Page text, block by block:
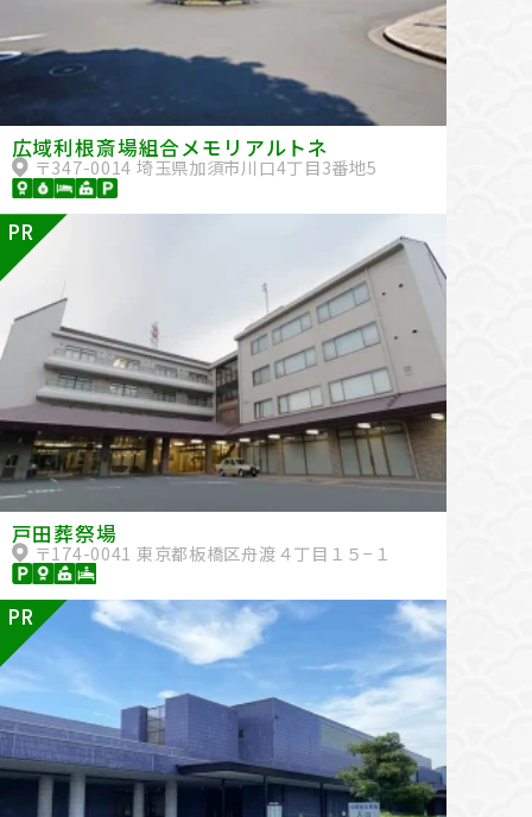
広域利根斎場組合メモリアルトネ
〒347-0014 埼玉県加須市川口4丁目3番地5
PR
戸田葬祭場
〒174-0041 東京都板橋区舟渡４丁目１５−１
PR